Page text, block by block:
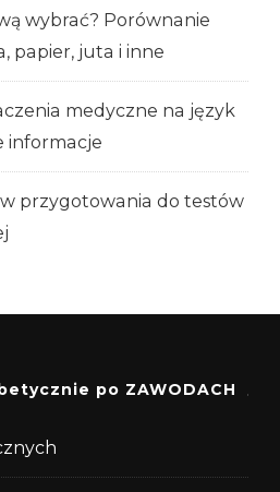
wybrać? Porównanie
papier, juta i inne
medyczne na język
informacje
przygotowania do testów
po ZAWODACH